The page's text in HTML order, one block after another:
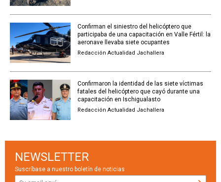
Confirman el siniestro del helicóptero que
participaba de una capacitación en Valle Fértil: la
aeronave llevaba siete ocupantes
Redacción Actualidad Jachallera
Confirmaron la identidad de las siete víctimas
fatales del helicóptero que cayó durante una
capacitación en Ischigualasto
Redacción Actualidad Jachallera
NEWSLETTER
Suscríbase a nuestro boletín de noticias